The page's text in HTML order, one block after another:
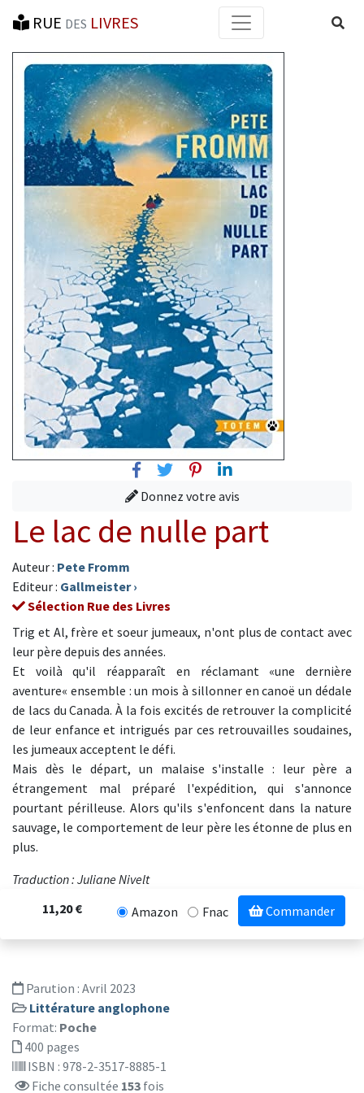
RUE DES LIVRES
FacebookTwitterPinterest
Linkedin
Donnez votre avis
Le lac de nulle part
Auteur : Pete Fromm
Editeur : Gallmeister›
Sélection Rue des Livres
Trig et Al, frère et soeur jumeaux, n'ont plus de contact avec
leur père depuis des années.
Et voilà qu'il réapparaît en réclamant «une dernière
aventure« ensemble : un mois à sillonner en canoë un dédale
de lacs du Canada. À la fois excités de retrouver la complicité
de leur enfance et intrigués par ces retrouvailles soudaines,
les jumeaux acceptent le défi.
Mais dès le départ, un malaise s'installe : leur père a
étrangement mal préparé l'expédition, qui s'annonce
pourtant périlleuse. Alors qu'ils s'enfoncent dans la nature
sauvage, le comportement de leur père les étonne de plus en
plus.
Traduction : Juliane Nivelt
11,20 €
Amazon Fnac Commander
Parution : Avril 2023
Littérature anglophone
Format: Poche
400 pages
ISBN : 978-2-3517-8885-1
Fiche consultée 153 fois